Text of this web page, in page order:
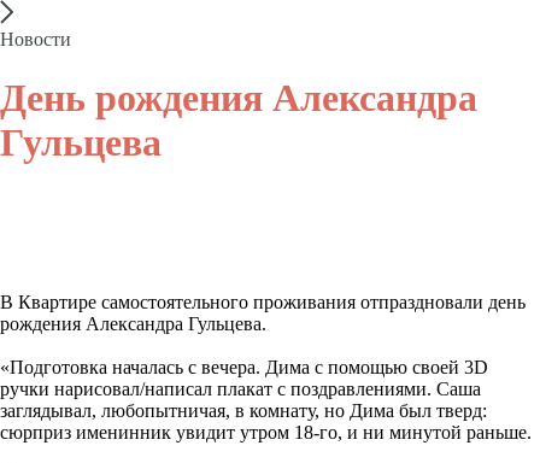
Новости
День рождения Александра
Гульцева
В Квартире самостоятельного проживания отпраздновали день
рождения Александра Гульцева.
«Подготовка началась с вечера. Дима с помощью своей 3D
ручки нарисовал/написал плакат с поздравлениями. Саша
заглядывал, любопытничая, в комнату, но Дима был тверд:
сюрприз именинник увидит утром 18-го, и ни минутой раньше.